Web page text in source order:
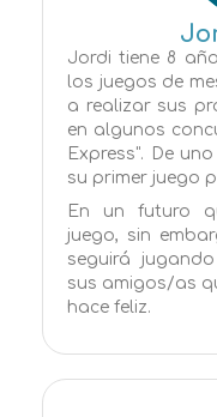
Jordi tiene 8
los juegos de
a realizar sus
en algunos
Express". De
su primer juego
En un futuro
juego, sin
seguirá
sus amigos/as
hace feliz.